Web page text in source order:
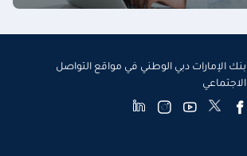
بنك الإمارات دبي الوطني في مواقع التواصل
الاجتماعي